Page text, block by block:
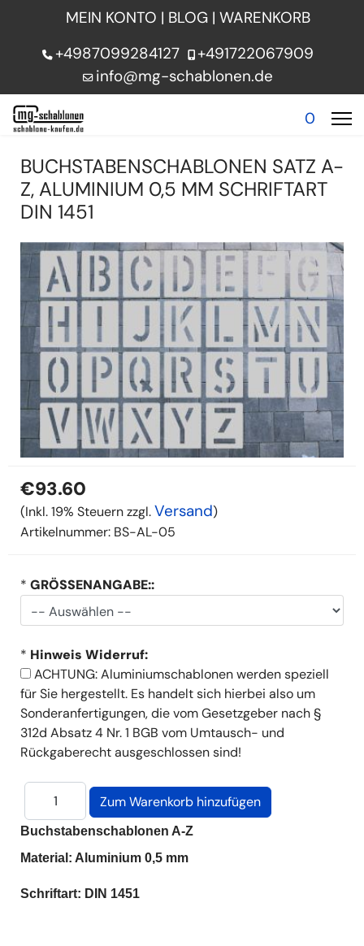
MEIN KONTO | BLOG | WARENKORB
+4987099284127
+491722067909
info@mg-schablonen.de
0
BUCHSTABENSCHABLONEN SATZ A-
Z, ALUMINIUM 0,5 MM SCHRIFTART
DIN 1451
€93.60
(Inkl. 19% Steuern zzgl.Versand)
Artikelnummer: BS-AL-05
* GRÖSSENANGABE::
* Hinweis Widerruf:
ACHTUNG: Aluminiumschablonen werden speziell
für Sie hergestellt. Es handelt sich hierbei also um
Sonderanfertigungen, die vom Gesetzgeber nach §
312d Absatz 4 Nr. 1 BGB vom Umtausch- und
Rückgaberecht ausgeschlossen sind!
Buchstabenschablonen A-Z
Material: Aluminium 0,5 mm
Schriftart: DIN 1451